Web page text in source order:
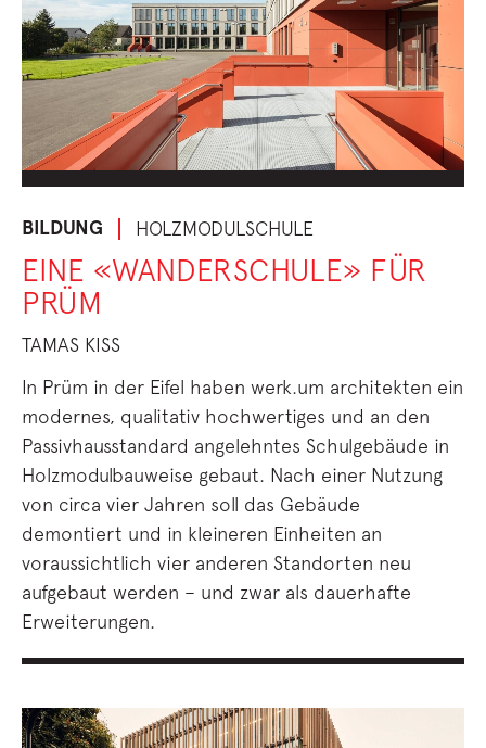
BILDUNG HOLZMODULSCHULE
EINE «WANDERSCHULE» FÜR
PRÜM
TAMAS KISS
In Prüm in der Eifel haben werk.um architekten ein
modernes, qualitativ hochwertiges und an den
Passivhausstandard angelehntes Schulgebäude in
Holzmodulbauweise gebaut. Nach einer Nutzung
von circa vier Jahren soll das Gebäude
demontiert und in kleineren Einheiten an
voraussichtlich vier anderen Standorten neu
aufgebaut werden – und zwar als dauerhafte
Erweiterungen.